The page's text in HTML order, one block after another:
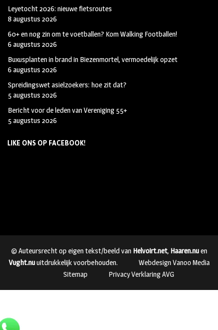
Leyetocht 2026: nieuwe fietsroutes
8 augustus 2026
60+ en nog zin om te voetballen? Kom Walking Footballen!
6 augustus 2026
Buxusplanten in brand in Biezenmortel, vermoedelijk opzet
6 augustus 2026
Spreidingswet asielzoekers: hoe zit dat?
5 augustus 2026
Bericht voor de leden van Vereniging 55+
5 augustus 2026
LIKE ONS OP FACEBOOK!
© Auteursrecht op eigen tekst/beeld van Helvoirt.net, Haaren.nuen
Vught.nuuitdrukkelijk voorbehouden.
Webdesign Vanoo Media
Sitemap
Privacy Verklaring AVG